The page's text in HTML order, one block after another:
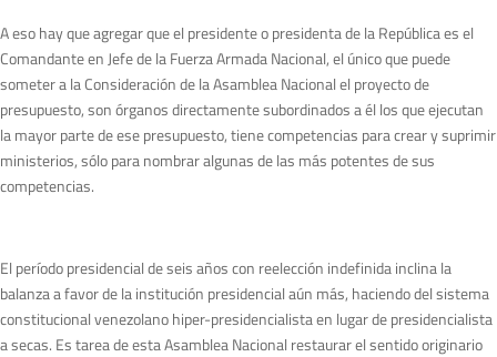
A eso hay que agregar que el presidente o presidenta de la República es el
Comandante en Jefe de la Fuerza Armada Nacional, el único que puede
someter a la Consideración de la Asamblea Nacional el proyecto de
presupuesto, son órganos directamente subordinados a él los que ejecutan
la mayor parte de ese presupuesto, tiene competencias para crear y suprimir
ministerios, sólo para nombrar algunas de las más potentes de sus
competencias.
El período presidencial de seis años con reelección indefinida inclina la
balanza a favor de la institución presidencial aún más, haciendo del sistema
constitucional venezolano hiper-presidencialista en lugar de presidencialista
a secas. Es tarea de esta Asamblea Nacional restaurar el sentido originario